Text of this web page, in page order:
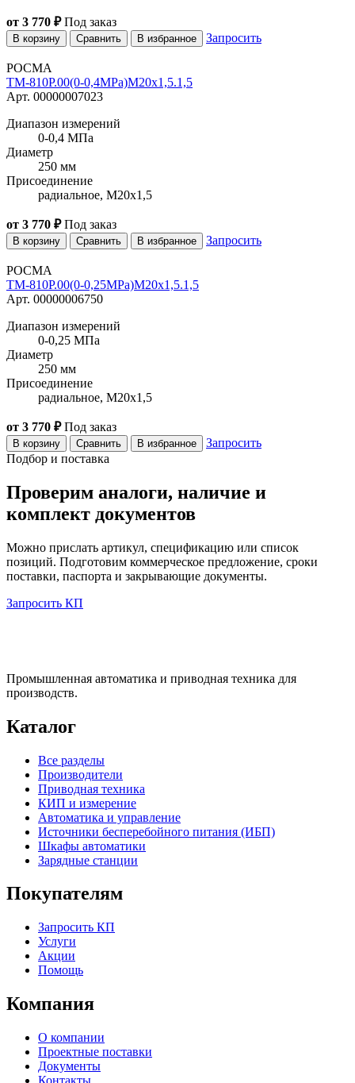
от 3 770 ₽ Под заказ
В корзину Сравнить В избранное Запросить
РОСМА
ТМ-810Р.00(0-0,4MPa)M20x1,5.1,5
Арт. 00000007023
Диапазон измерений
0-0,4 МПа
Диаметр
250 мм
Присоединение
радиальное, M20x1,5
от 3 770 ₽ Под заказ
В корзину Сравнить В избранное Запросить
РОСМА
ТМ-810Р.00(0-0,25MPa)M20x1,5.1,5
Арт. 00000006750
Диапазон измерений
0-0,25 МПа
Диаметр
250 мм
Присоединение
радиальное, M20x1,5
от 3 770 ₽ Под заказ
В корзину Сравнить В избранное
Запросить
Подбор и поставка
Проверим аналоги, наличие и
комплект документов
Можно прислать артикул, спецификацию или список
позиций. Подготовим коммерческое предложение, сроки
поставки, паспорта и закрывающие документы.
Запросить КП
Промышленная автоматика и приводная техника для
производств.
Каталог
Все разделы
Производители
Приводная техника
КИП и измерение
Автоматика и управление
Источники бесперебойного питания (ИБП)
Шкафы автоматики
Зарядные станции
Покупателям
Запросить КП
Услуги
Акции
Помощь
Компания
О компании
Проектные поставки
Документы